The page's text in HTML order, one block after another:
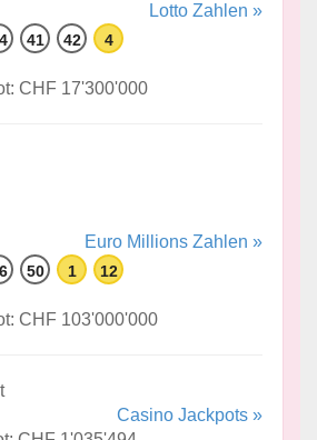
Lotto Zahlen »
41 42 4
CHF 17'300'000
Euro Millions Zahlen »
50 1 12
CHF 103'000'000
Casino Jackpots »